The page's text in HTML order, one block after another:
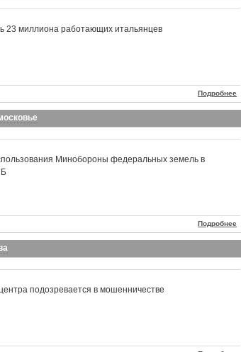
23 миллиона работающих итальянцев
Подробнее
Минобороны федеральных земель в
Подробнее
подозревается в мошенничестве